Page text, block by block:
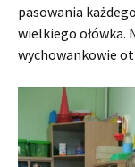
pasowania
wielkiego ołówka.
wychowankowie